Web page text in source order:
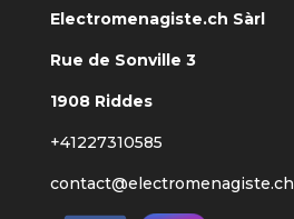
Electromenagiste.ch Sàrl
Rue de Sonville 3
1908 Riddes
+41227310585
contact@electromenagiste.ch